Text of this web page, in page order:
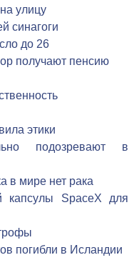
улицу
синагоги
до 26
получают пенсию
этики
подозревают в
в мире нет рака
SpaceX для
погибли в Исландии